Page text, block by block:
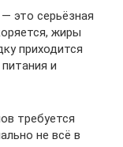
это серьёзная
жиры
приходится
и
требуется
не всё в